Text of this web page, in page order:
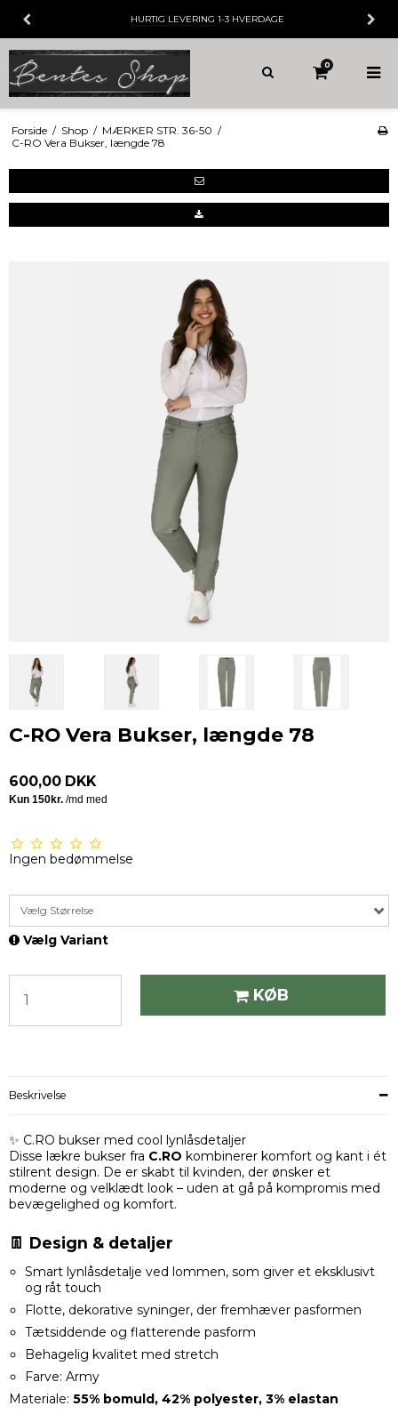
HURTIG LEVERING 1-3 HVERDAGE
0
Forside / Shop / MÆRKER STR. 36-50 /
C-RO Vera Bukser, længde 78
C-RO Vera Bukser, længde 78
600,00 DKK
Ingen bedømmelse
Vælg Størrelse
Vælg Variant
KØB
Beskrivelse
✨ C.RO bukser med cool lynlåsdetaljer
Disse lækre bukser fra C.RO kombinerer komfort og kant i ét
stilrent design. De er skabt til kvinden, der ønsker et
moderne og velklædt look – uden at gå på kompromis med
bevægelighed og komfort.
👖 Design & detaljer
Smart lynlåsdetalje ved lommen, som giver et eksklusivt
og råt touch
Flotte, dekorative syninger, der fremhæver pasformen
Tætsiddende og flatterende pasform
Behagelig kvalitet med stretch
Farve: Army
Materiale: 55% bomuld, 42% polyester, 3% elastan